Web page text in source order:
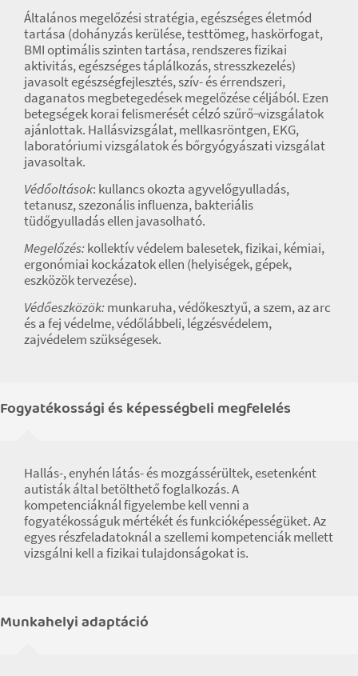
Általános megelőzési stratégia, egészséges életmód
tartása (dohányzás kerülése, testtömeg, haskörfogat,
BMI optimális szinten tartása, rendszeres fizikai
aktivitás, egészséges táplálkozás, stresszkezelés)
javasolt egészségfejlesztés, szív- és érrendszeri,
daganatos megbetegedések megelőzése céljából. Ezen
betegségek korai felismerését célzó szűrő¬vizsgálatok
ajánlottak. Hallásvizsgálat, mellkasröntgen, EKG,
laboratóriumi vizsgálatok és bőrgyógyászati vizsgálat
javasoltak.
Védőoltások: kullancs okozta agyvelőgyulladás,
tetanusz, szezonális influenza, bakteriális
tüdőgyulladás ellen javasolható.
Megelőzés:kollektív védelem balesetek, fizikai, kémiai,
ergonómiai kockázatok ellen (helyiségek, gépek,
eszközök tervezése).
Védőeszközök:munkaruha, védőkesztyű, a szem, az arc
és a fej védelme, védőlábbeli, légzésvédelem,
zajvédelem szükségesek.
Fogyatékossági és képességbeli megfelelés
Hallás-, enyhén látás- és mozgássérültek, esetenként
autisták által betölthető foglalkozás. A
kompetenciáknál figyelembe kell venni a
fogyatékosságuk mértékét és funkcióképességüket. Az
egyes részfeladatoknál a szellemi kompetenciák mellett
vizsgálni kell a fizikai tulajdonságokat is.
Munkahelyi adaptáció